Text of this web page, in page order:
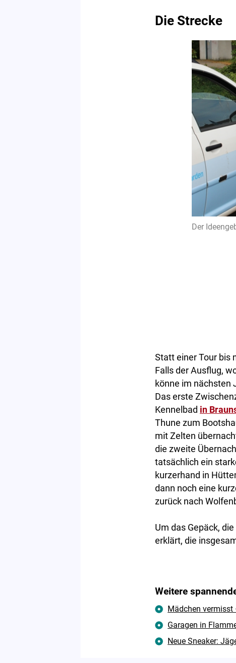
Die Strecke
Der
Statt einer Tour bis
Falls der Ausflug,
könne im nächsten
Das erste
Kennelbad in
Thune zum
mit Zelten
die zweite
tatsächlich ein
kurzerhand in
dann noch eine
zurück nach
Um das Gepäck,
erklärt, die
Weitere
Mädchen
Garagen in
Neue Sneaker: